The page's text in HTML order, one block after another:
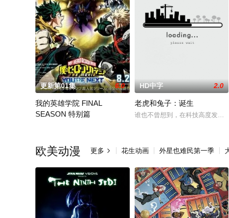
更新第01集 6.0
我的英雄学院 FINAL
SEASON 特别篇
HD中字 2.0
老虎和兔子：诞生
谁也不曾想到，在科技高度发达
欧美动漫 更多  花生动画 外星也难民第一季